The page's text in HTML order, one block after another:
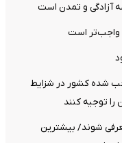
آزادگی و تمدن است
واجب‌تر است
شده کشور در شزایط
را توجیه کنند
شوند/ بیشترین